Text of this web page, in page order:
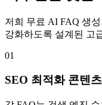
저희 무료 AI FAQ 생
강화하도록 설계된 고
01
SEO 최적화 콘텐츠